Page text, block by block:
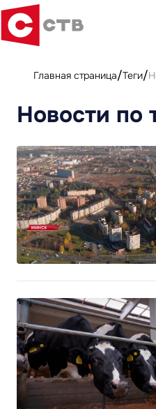
Главная страница Теги
Новости по